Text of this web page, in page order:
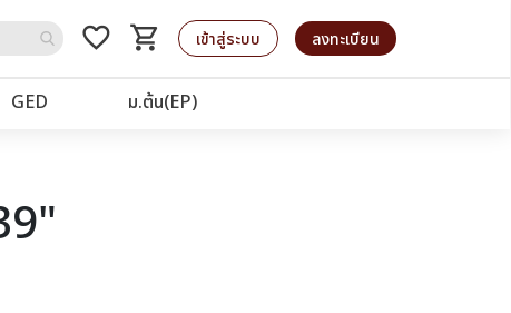
favorite_border shopping_cart
รถเข็น เข้าสู่ระบบ ลงทะเบียน
GED ม.ต้น(EP)